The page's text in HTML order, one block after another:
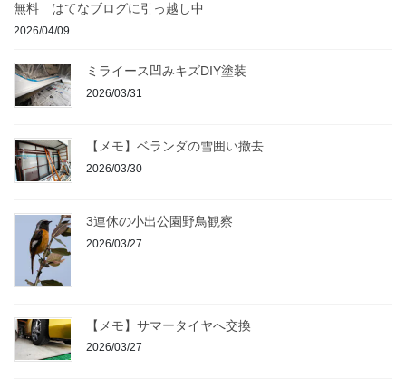
無料 はてなブログに引っ越し中
2026/04/09
ミライース凹みキズDIY塗装
2026/03/31
【メモ】ベランダの雪囲い撤去
2026/03/30
3連休の小出公園野鳥観察
2026/03/27
【メモ】サマータイヤへ交換
2026/03/27